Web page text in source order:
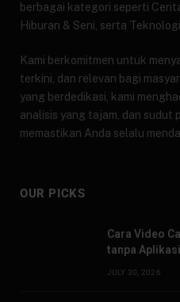
berbagai kategori seperti
Hiburan & Seni, serta
Kami berkomitmen untuk
terkini, dan relevan bagi
yang berdedikasi, kami
analisis yang tajam, dan sudut
memastikan Anda selalu
OUR PICKS
Cara Video
tanpa
JULY 30, 2026